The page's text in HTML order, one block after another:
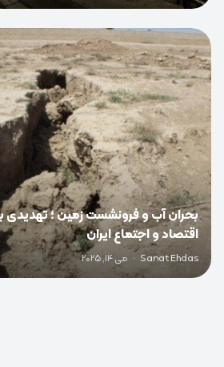
0
بحران آب و فرونشست زمین ؛ تهدیدی
اقتصاد و اجتماع ایران
Sanat Ehdas
· می 14, 2025